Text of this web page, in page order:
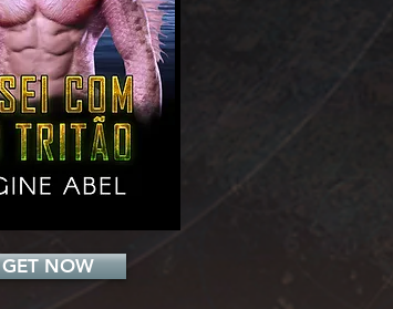
GET NOW